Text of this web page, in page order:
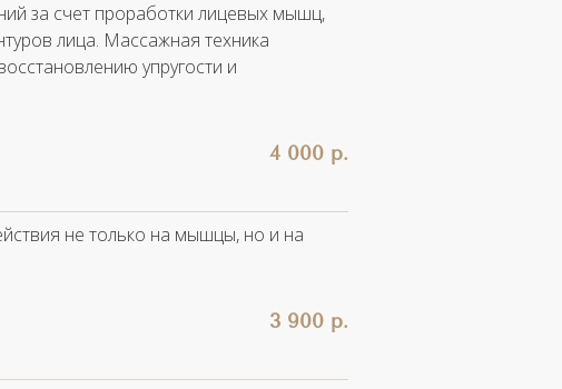
за счет проработки лицевых мышц,
лица. Массажная техника
упругости и
4 000 р.
не только на мышцы, но и на
3 900 р.